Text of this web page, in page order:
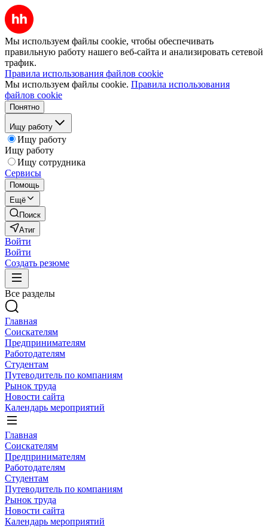
Мы используем файлы cookie, чтобы обеспечивать
правильную работу нашего веб-сайта и анализировать сетевой
трафик.
Правила использования файлов cookie
Мы используем файлы cookie. Правила использования
файлов cookie
Понятно
Ищу работу
Ищу работу
Ищу работу
Ищу сотрудника
Сервисы
Помощь
Ещё
Поиск
Атиг
Войти
Войти
Создать резюме
Все разделы
Главная
Соискателям
Предпринимателям
Работодателям
Студентам
Путеводитель по компаниям
Рынок труда
Новости сайта
Календарь мероприятий
Главная
Соискателям
Предпринимателям
Работодателям
Студентам
Путеводитель по компаниям
Рынок труда
Новости сайта
Календарь мероприятий